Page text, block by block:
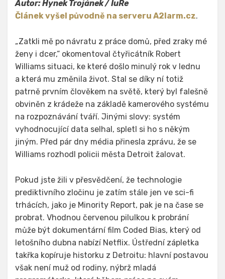
Autor: Hynek Trojánek / IuRe
Článek vyšel původně na serveru A2larm.cz.
„Zatkli mě po návratu z práce domů, před zraky mé
ženy i dcer,“ okomentoval čtyřicátník Robert
Williams situaci, ke které došlo minulý rok v lednu
a která mu změnila život. Stal se díky ní totiž
patrně prvním člověkem na světě, který byl falešně
obviněn z krádeže na základě kamerového systému
na rozpoznávání tváří. Jinými slovy: systém
vyhodnocující data selhal, spletl si ho s někým
jiným. Před pár dny média přinesla zprávu, že se
Williams rozhodl policii města Detroit žalovat.
Pokud jste žili v přesvědčení, že technologie
prediktivního zločinu je zatím stále jen ve sci-fi
trhácích, jako je Minority Report, pak je na čase se
probrat. Vhodnou červenou pilulkou k probrání
může být dokumentární film Coded Bias, který od
letošního dubna nabízí Netflix. Ústřední zápletka
takřka kopíruje historku z Detroitu: hlavní postavou
však není muž od rodiny, nýbrž mladá